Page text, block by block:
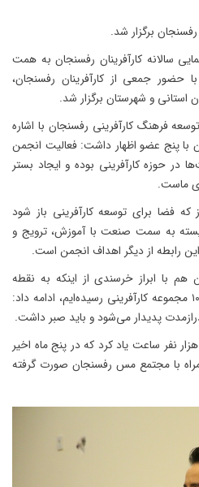
برگزار شد.
سالانه کارآفرینان رفسنجان به همت
حضور جمعی از کارآفرینان رفسنجان،
استانی و شهرستان برگزار شد.
فرهنگ کارآفرینی رفسنجان با اشاره
با پنج عضو اظهار داشت: فعالیت انجمن
در حوزه کارآفرینی بوده و ایجاد بستر
ماست.
فضا برای توسعه کارآفرینی باز شود
به سمت صنعت با آموزش، ترویج و
رابطه از دیگر اهداف انجمن است.
با ابراز خرسندی از اینکه به نقطه
مطلوبی در مسیر اهداف خود با ۱۰۳ مجموعه کارآفرینی رسیده‌ایم، ادامه داد:
پدیدار می‌شود و باید صبر داشت.
وی از آموزش کارآفرینان بالغ بر ۱۴ هزار نفر ساعت یاد کرد که در پنج ماه اخیر
با مجتمع مس رفسنجان صورت گرفته